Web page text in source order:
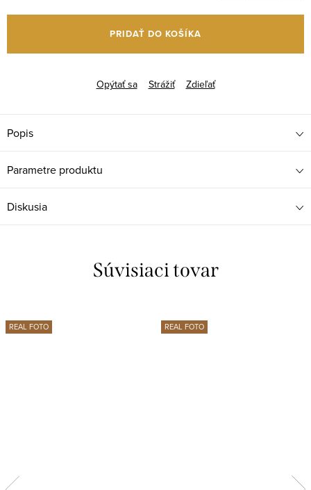
cena:
PRIDAŤ DO KOŠÍKA
Opýtať sa Strážiť Zdieľať
Popis
Parametre produktu
Diskusia
Súvisiaci tovar
REAL FOTO REAL FOTO